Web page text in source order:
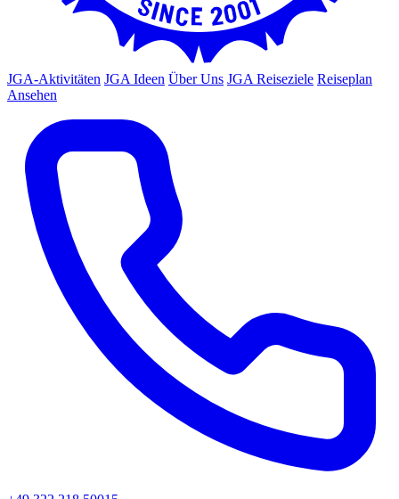
JGA-Aktivitäten JGA Ideen Über Uns JGA Reiseziele Reiseplan
Ansehen